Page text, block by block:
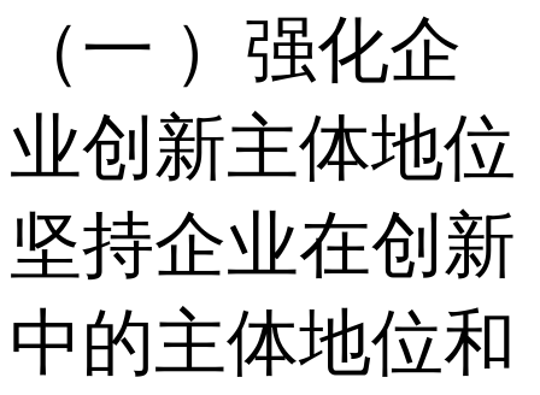
（一 ）强化企
业创新主体地位
坚持企业在创新
中的主体地位和